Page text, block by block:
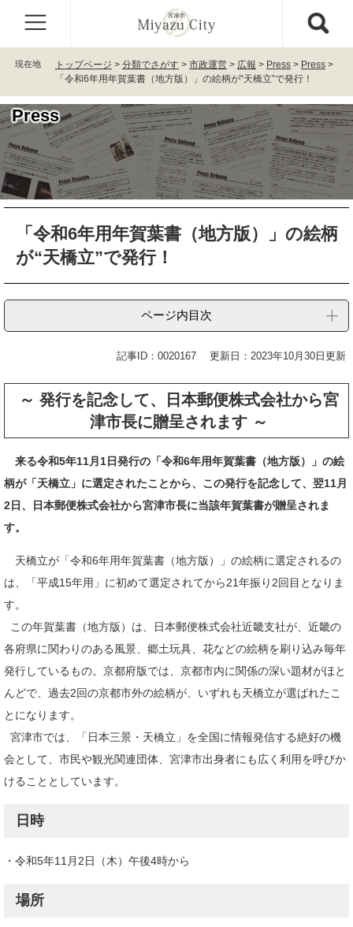
で
す
。
ば
し
て
本
文
へ
現在地 トップページ > 分類でさがす > 市政運営 > 広報 > Press > Press >
「令和6年用年賀葉書（地方版）」の絵柄が“天橋立”で発行！
Press
「令和6年用年賀葉書（地方版）」の絵柄
が“天橋立”で発行！
ページ内目次
記事ID：0020167 更新日：2023年10月30日更新
～ 発行を記念して、日本郵便株式会社から宮
津市長に贈呈されます ～
来る令和5年11月1日発行の「令和6年用年賀葉書（地方版）」の絵
柄が「天橋立」に選定されたことから、この発行を記念して、翌11月
2日、日本郵便株式会社から宮津市長に当該年賀葉書が贈呈されま
す。
天橋立が「令和6年用年賀葉書（地方版）」の絵柄に選定されるの
は、「平成15年用」に初めて選定されてから21年振り2回目となりま
す。
この年賀葉書（地方版）は、日本郵便株式会社近畿支社が、近畿の
各府県に関わりのある風景、郷土玩具、花などの絵柄を刷り込み毎年
発行しているもの。京都府版では、京都市内に関係の深い題材がほと
んどで、過去2回の京都市外の絵柄が、いずれも天橋立が選ばれたこ
とになります。
宮津市では、「日本三景・天橋立」を全国に情報発信する絶好の機
会として、市民や観光関連団体、宮津市出身者にも広く利用を呼びか
けることとしています。
日時
・令和5年11月2日（木）午後4時から
場所